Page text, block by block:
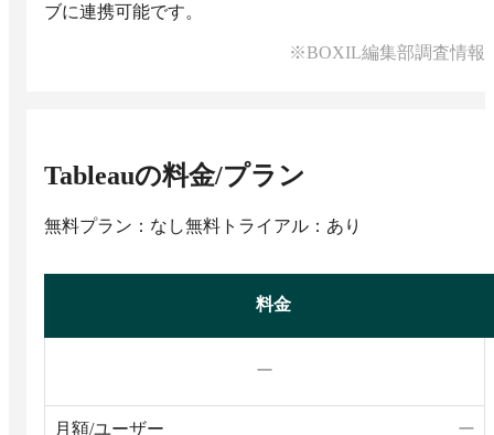
ブに連携可能です。
※BOXIL編集部調査情報
Tableauの料金/プラン
無料プラン：なし無料トライアル：あり
料金
ー
月額/ユーザー ー